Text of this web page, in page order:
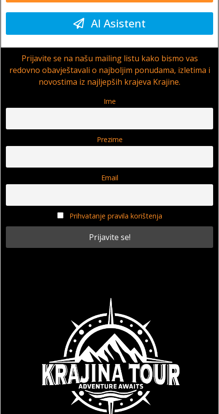
AI Asistent
Prijavite se na našu mailing listu kako bismo vas
redovno obavještavali o najboljim ponudama, izletima i
novostima iz najljepših krajeva Krajine.
Ime
Prezime
Email
Prihvatanje pravila korištenja